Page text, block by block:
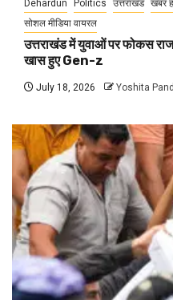
Dehardun Politics उत्तराखंड खबर
सोशल मीडिया वायरल
उत्तराखंड में युवाओं पर फोकस
खास हुए Gen-z
July 18, 2026 Yoshita